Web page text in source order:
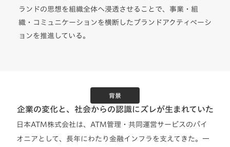
ランドの思想を組織全体へ浸透させることで、事業・組
織・コミュニケーションを横断したブランドアクティベーシ
ョンを推進している。
背景
企業の変化と、社会からの認識にズレが生まれていた
日本ATM株式会社は、ATM管理・共同運営サービスのパイ
オニアとして、長年にわたり金融インフラを支えてきた。一